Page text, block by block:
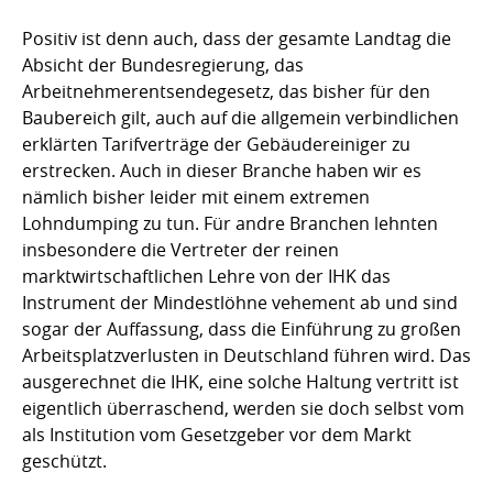
Positiv ist denn auch, dass der gesamte Landtag die
Absicht der Bundesregierung, das
Arbeitnehmerentsendegesetz, das bisher für den
Baubereich gilt, auch auf die allgemein verbindlichen
erklärten Tarifverträge der Gebäudereiniger zu
erstrecken. Auch in dieser Branche haben wir es
nämlich bisher leider mit einem extremen
Lohndumping zu tun. Für andre Branchen lehnten
insbesondere die Vertreter der reinen
marktwirtschaftlichen Lehre von der IHK das
Instrument der Mindestlöhne vehement ab und sind
sogar der Auffassung, dass die Einführung zu großen
Arbeitsplatzverlusten in Deutschland führen wird. Das
ausgerechnet die IHK, eine solche Haltung vertritt ist
eigentlich überraschend, werden sie doch selbst vom
als Institution vom Gesetzgeber vor dem Markt
geschützt.